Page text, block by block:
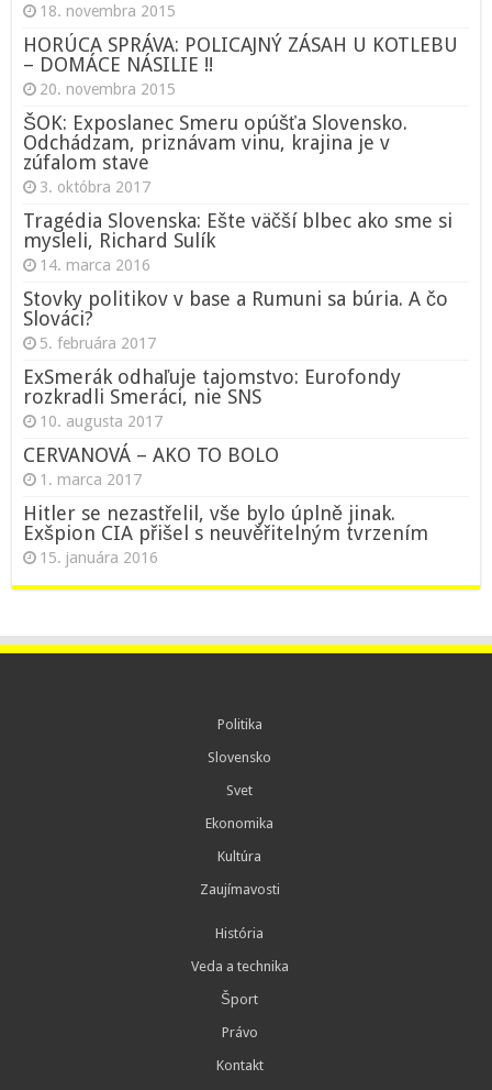
18. novembra 2015
HORÚCA SPRÁVA: POLICAJNÝ ZÁSAH U KOTLEBU
– DOMÁCE NÁSILIE !!
20. novembra 2015
ŠOK: Exposlanec Smeru opúšťa Slovensko.
Odchádzam, priznávam vinu, krajina je v
zúfalom stave
3. októbra 2017
Tragédia Slovenska: Ešte väčší blbec ako sme si
mysleli, Richard Sulík
14. marca 2016
Stovky politikov v base a Rumuni sa búria. A čo
Slováci?
5. februára 2017
ExSmerák odhaľuje tajomstvo: Eurofondy
rozkradli Smeráci, nie SNS
10. augusta 2017
CERVANOVÁ – AKO TO BOLO
1. marca 2017
Hitler se nezastřelil, vše bylo úplně jinak.
Exšpion CIA přišel s neuvěřitelným tvrzením
15. januára 2016
Politika
Slovensko
Svet
Ekonomika
Kultúra
Zaujímavosti
História
Veda a technika
Šport
Právo
Kontakt